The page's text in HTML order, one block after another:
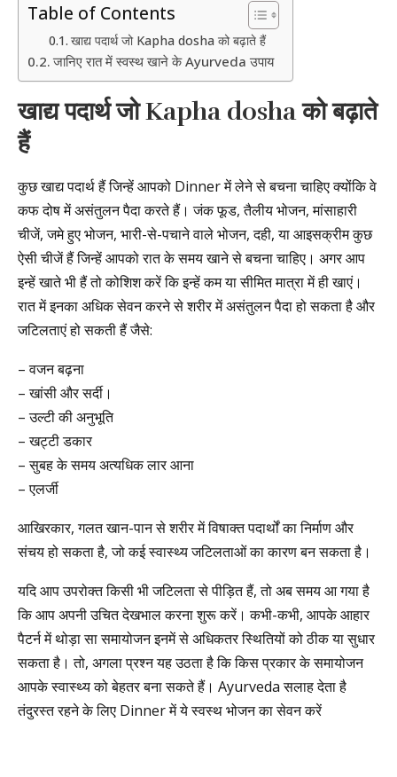
Table of Contents
खाद्य पदार्थ जो Kapha dosha को बढ़ाते हैं
जानिए रात में स्वस्थ खाने के Ayurveda उपाय
खाद्य पदार्थ जोKapha doshaको बढ़ाते
हैं
कुछ खाद्य पदार्थ हैं जिन्हें आपको Dinner में लेने से बचना चाहिए क्योंकि वे
कफ दोष में असंतुलन पैदा करते हैं। जंक फूड, तैलीय भोजन, मांसाहारी
चीजें, जमे हुए भोजन, भारी-से-पचाने वाले भोजन, दही, या आइसक्रीम कुछ
ऐसी चीजें हैं जिन्हें आपको रात के समय खाने से बचना चाहिए। अगर आप
इन्हें खाते भी हैं तो कोशिश करें कि इन्हें कम या सीमित मात्रा में ही खाएं।
रात में इनका अधिक सेवन करने से शरीर में असंतुलन पैदा हो सकता है और
जटिलताएं हो सकती हैं जैसे:
– वजन बढ़ना
– खांसी और सर्दी।
– उल्टी की अनुभूति
– खट्टी डकार
– सुबह के समय अत्यधिक लार आना
– एलर्जी
आखिरकार, गलत खान-पान से शरीर में विषाक्त पदार्थों का निर्माण और
संचय हो सकता है, जो कई स्वास्थ्य जटिलताओं का कारण बन सकता है।
यदि आप उपरोक्त किसी भी जटिलता से पीड़ित हैं, तो अब समय आ गया है
कि आप अपनी उचित देखभाल करना शुरू करें। कभी-कभी, आपके आहार
पैटर्न में थोड़ा सा समायोजन इनमें से अधिकतर स्थितियों को ठीक या सुधार
सकता है। तो, अगला प्रश्न यह उठता है कि किस प्रकार के समायोजन
आपके स्वास्थ्य को बेहतर बना सकते हैं। Ayurveda सलाह देता है
तंदुरस्त रहने के लिए Dinner में ये स्वस्थ भोजन का सेवन करें